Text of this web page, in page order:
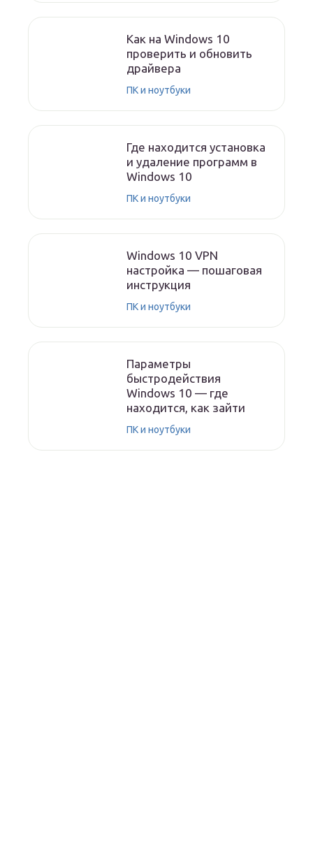
Как на Windows 10
проверить и обновить
драйвера
ПК и ноутбуки
Где находится установка
и удаление программ в
Windows 10
ПК и ноутбуки
Windows 10 VPN
настройка — пошаговая
инструкция
ПК и ноутбуки
Параметры
быстродействия
Windows 10 — где
находится, как зайти
ПК и ноутбуки